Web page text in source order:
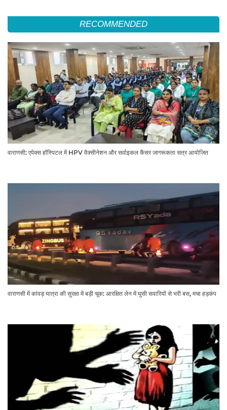
RECOMMENDED
वाराणसी: एपेक्स हॉस्पिटल में HPV वैक्सीनेशन और सर्वाइकल कैंसर जागरूकता सत्र आयोजित
वाराणसी में कांवड़ यात्रा की सुरक्षा में बड़ी चूक: आरक्षित लेन में घुसी सवारियों से भरी बस, मचा हड़कंप